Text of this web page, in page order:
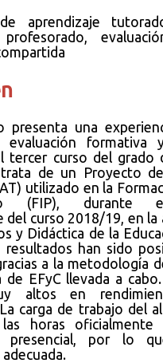
aprendizaje
presenta una
evaluación formativa
tercer curso del grado
de un Proyecto
utilizado en la
(FIP), durante
del curso 2018/19, en la
y Didáctica de la
resultados han sido
a la metodología
de EFyC llevada a
altos en
carga de trabajo del
horas oficialmente
presencial, por lo